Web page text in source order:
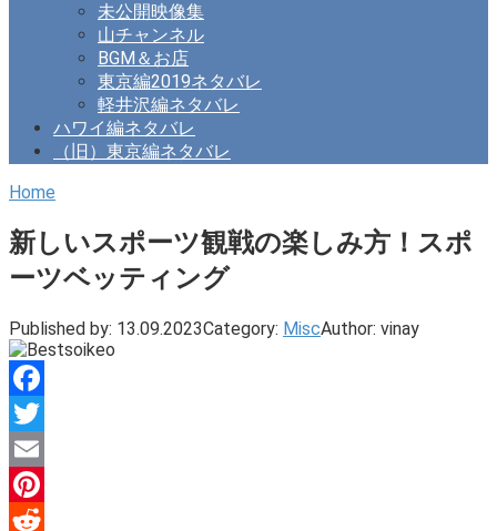
未公開映像集
山チャンネル
BGM＆お店
東京編2019ネタバレ
軽井沢編ネタバレ
ハワイ編ネタバレ
（旧）東京編ネタバレ
Home
新しいスポーツ観戦の楽しみ方！スポ
ーツベッティング
Published by: 13.09.2023Category: MiscAuthor: vinay
Facebook
Twitter
Email
Pinterest